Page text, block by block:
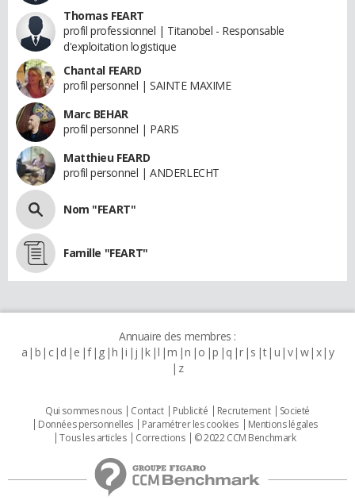
Thomas FEART
profil professionnel | Titanobel - Responsable
d'exploitation logistique
Chantal FEARD
profil personnel | SAINTE MAXIME
Marc BEHAR
profil personnel | PARIS
Matthieu FEARD
profil personnel | ANDERLECHT
Nom "FEART"
Famille "FEART"
Annuaire des membres :
a b c d e f g h i j k l m n o p q r s t u v w x y
z
Qui sommes nous Contact Publicité Recrutement
Societé
Données personnelles
Paramétrer les cookies
Mentions légales
Tous les articles
Corrections © 2022 CCM Benchmark